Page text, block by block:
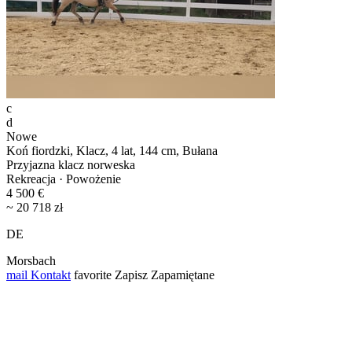
c
d
Nowe
Koń fiordzki, Klacz, 4 lat, 144 cm, Bułana
Przyjazna klacz norweska
Rekreacja · Powożenie
4 500 €
~ 20 718 zł
DE
Morsbach
mail Kontakt favorite Zapisz Zapamiętane